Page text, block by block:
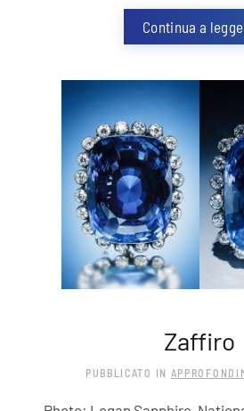
Continua a
Zaffiro
PUBBLICATO IN